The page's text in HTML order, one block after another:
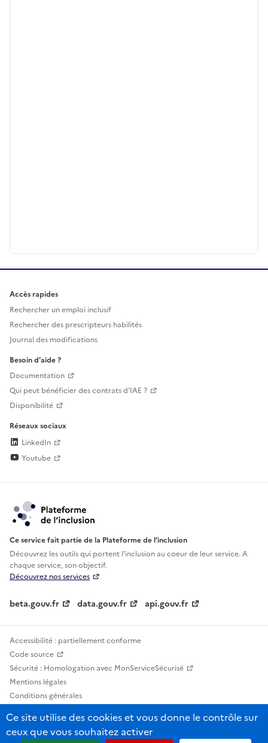
Accès rapides
Rechercher un emploi inclusif
Rechercher des prescripteurs habilités
Journal des modifications
Besoin d'aide ?
Documentation
Qui peut bénéficier des contrats d'IAE ?
Disponibilité
Réseaux sociaux
LinkedIn
Youtube
Ce service fait partie de la Plateforme de l’inclusion
Découvrez les outils qui portent l'inclusion aucoeur de leur service. A
chaque service, son objectif.
Découvrez nos services
beta.gouv.fr data.gouv.fr api.gouv.fr
Accessibilité : partiellement conforme
Code source
Sécurité : Homologation avec MonServiceSécurisé
Mentions légales
Conditions générales
Statistiques, lexiques et indicateurs
Sauf mention contraire, tous les contenus de ce site sont sous licence
Ce site utilise des cookies et vous donne le contrôle sur
ceux que vous souhaitez activer